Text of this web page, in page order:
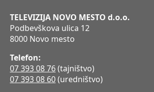
TELEVIZIJA NOVO MESTO d.o.o.
Podbevškova ulica 12
8000 Novo mesto
Telefon:
07 393 08 76(tajništvo)
07 393 08 60(uredništvo)